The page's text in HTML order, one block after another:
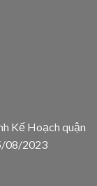
Kế Hoạch quận
08/2023